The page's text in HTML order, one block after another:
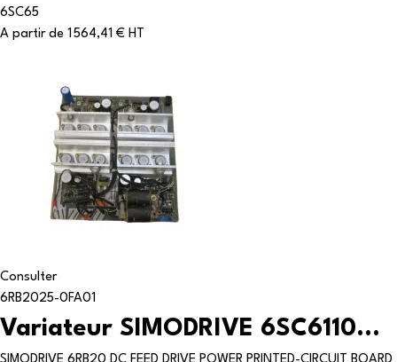
6SC65
A partir de 1 564,41 € HT
Consulter
6RB2025-0FA01
Variateur SIMODRIVE 6SC6110...